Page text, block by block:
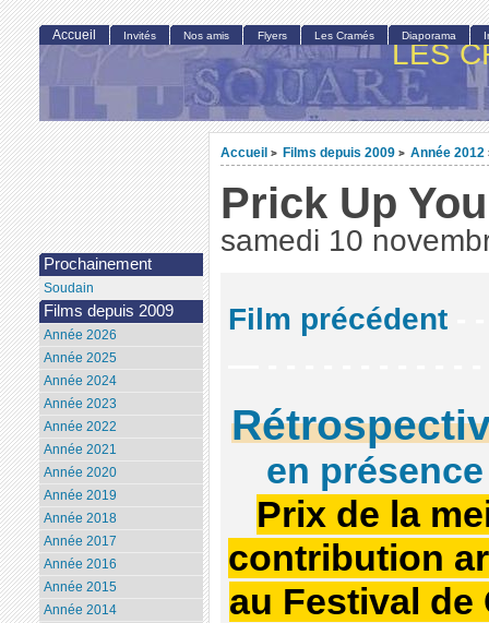
LES
Accueil > Films depuis 2009 > Année 2012
Prick Up
samedi 10
Film précédent
en
Prix de la
contribution
au Festival de
Accueil Invités Nos amis Flyers Les Cramés Diaporama
Prochainement
Soudain
Films depuis 2009
Année 2026
Année 2025
Année 2024
Année 2023
Année 2022
Année 2021
Année 2020
Année 2019
Année 2018
Année 2017
Année 2016
Année 2015
Année 2014